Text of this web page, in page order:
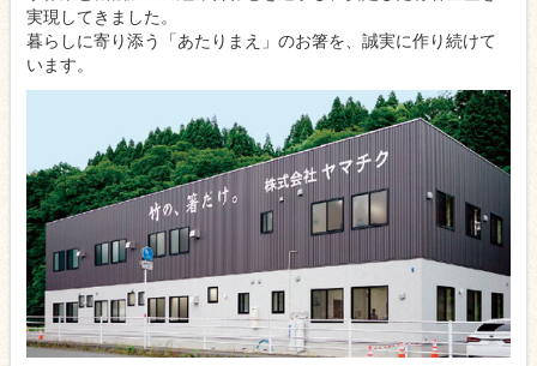
実現してきました。
暮らしに寄り添う「あたりまえ」のお箸を、誠実に作り続けて
います。